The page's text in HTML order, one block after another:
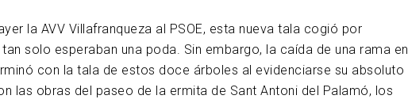
la AVV Villafranqueza al PSOE, esta nueva tala cogió por
solo esperaban una poda. Sin embargo, la caída de una rama en
con la tala de estos doce árboles al evidenciarse su absoluto
las obras del paseo de la ermita de Sant Antoni del Palamó, los